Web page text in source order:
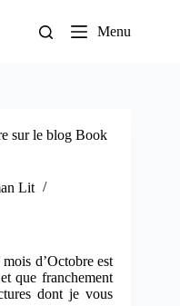
Menu
sur le blog Book
Lit
d’Octobre est
que franchement
dont je vous